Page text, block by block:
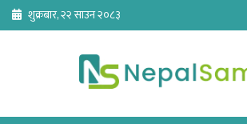
Skip
content
शुक्रबार, २२ साउन २०८३